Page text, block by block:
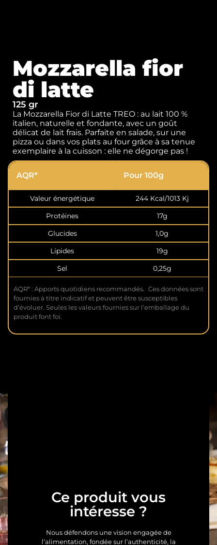
Mozzarella fior
di latte
125 gr
La Mozzarella Fior di Latte TREO : au lait 100 %
italien, naturelle et fondante, avec un goût
délicat de lait frais. Parfaite en salade, sur une
pizza ou dans vos plats au four grâce à sa tenue
exemplaire à la cuisson : elle ne dégorge pas !
AQR* Pour 100g
Valeur énergétique
244 Kcal/1013 Kj
Protéines
17g
Glucides
1,0g
Lipides
19g
Sel
0,25g
AQR* : Apports quotidiens recommandés. Ces données sont
fournies à titre indicatif et peuvent être susceptibles
d’évoluer. Seules les valeurs fournies sur l’emballage du
produit font foi.
Ce produit vous
intéresse ?
Nous défendons une vision engagée de
l’alimentation, fondée sur l’authenticité, la